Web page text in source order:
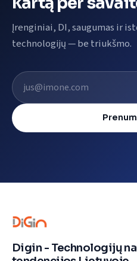
Įrenginiai, DI, saugumas ir
technologijų — be triukšmo.
El. pašto adresas
Digin - Technologijų